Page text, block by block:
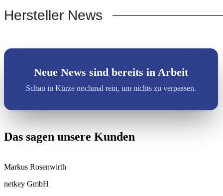
Hersteller News
Neue News sind bereits in Arbeit
Schau in Kürze nochmal rein, um nichts zu verpassen.
Das sagen unsere Kunden
Markus Rosenwirth
netkey GmbH